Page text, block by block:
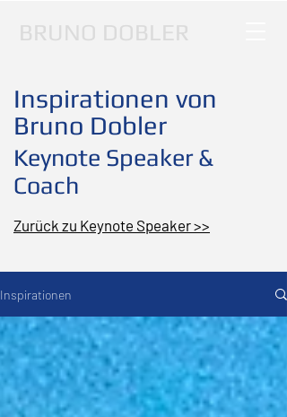
BRUNO DOBLER
Inspirationen von
Bruno Dobler
Keynote Speaker &
Coach
Zurück zu Keynote Speaker >>
Inspirationen